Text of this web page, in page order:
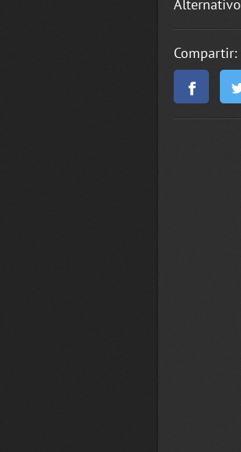
Alternativo
Compartir: